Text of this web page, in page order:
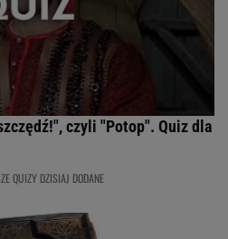
czyli "Potop". Quiz dla
QUIZY DZISIAJ DODANE